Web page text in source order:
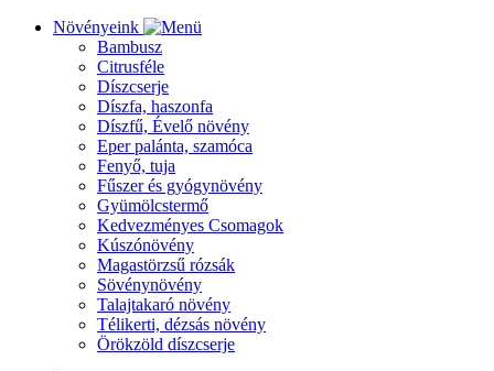
Növényeink
Bambusz
Citrusféle
Díszcserje
Díszfa, haszonfa
Díszfű, Évelő növény
Eper palánta, szamóca
Fenyő, tuja
Fűszer és gyógynövény
Gyümölcstermő
Kedvezményes Csomagok
Kúszónövény
Magastörzsű rózsák
Sövénynövény
Talajtakaró növény
Télikerti, dézsás növény
Örökzöld díszcserje